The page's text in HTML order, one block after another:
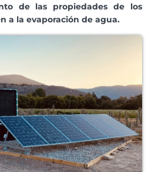
de las propiedades de los
a la evaporación de agua.